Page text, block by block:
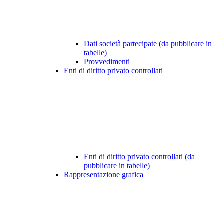
Dati società partecipate (da pubblicare in
tabelle)
Provvedimenti
Enti di diritto privato controllati
Enti di diritto privato controllati (da
pubblicare in tabelle)
Rappresentazione grafica